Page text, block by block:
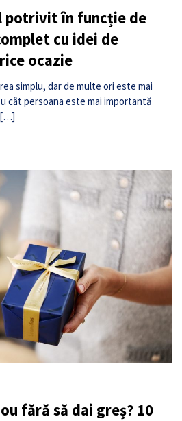
potrivit în funcție de
cu idei de
ocazie
simplu, dar de multe ori este mai
cât persoana este mai importantă
[…]
fără să dai greș? 10